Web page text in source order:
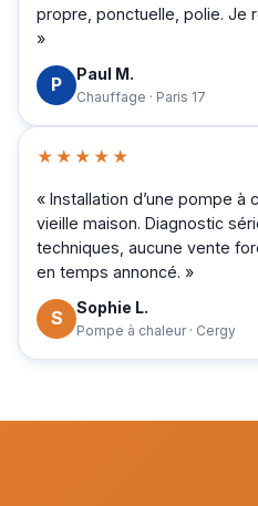
propre, ponctuelle, polie. Je
»
P Paul M.
Chauffage · Paris 17
★★★★★
« Installation d’une pompe à
vieille maison. Diagnostic
techniques, aucune vente
en temps annoncé. »
S Sophie L.
Pompe à chaleur · Cergy